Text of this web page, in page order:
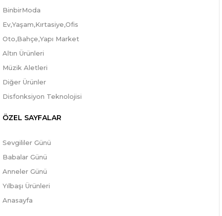
BinbirModa
Ev,Yaşam,Kırtasiye,Ofis
Oto,Bahçe,Yapı Market
Altın Ürünleri
Müzik Aletleri
Diğer Ürünler
Disfonksiyon Teknolojisi
ÖZEL SAYFALAR
Sevgililer Günü
Babalar Günü
Anneler Günü
Yılbaşı Ürünleri
Anasayfa